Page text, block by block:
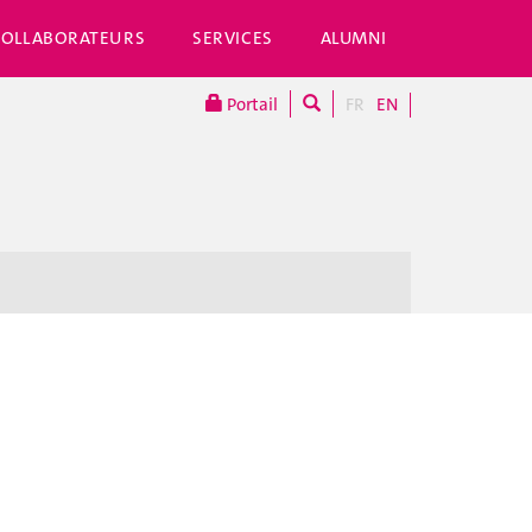
SERVICES ALUMNI
Portail FR EN